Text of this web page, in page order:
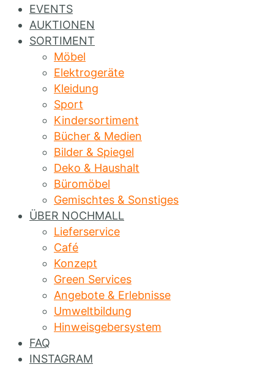
EVENTS
AUKTIONEN
SORTIMENT
Möbel
Elektrogeräte
Kleidung
Sport
Kindersortiment
Bücher & Medien
Bilder & Spiegel
Deko & Haushalt
Büromöbel
Gemischtes & Sonstiges
ÜBER NOCHMALL
Lieferservice
Café
Konzept
Green Services
Angebote & Erlebnisse
Umweltbildung
Hinweisgebersystem
FAQ
INSTAGRAM